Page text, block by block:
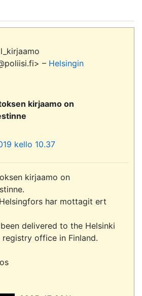
– Helsingin
kirjaamo on
kello 10.37
kirjaamo on
har mottagit ert
delivered to the Helsinki
office in Finland.